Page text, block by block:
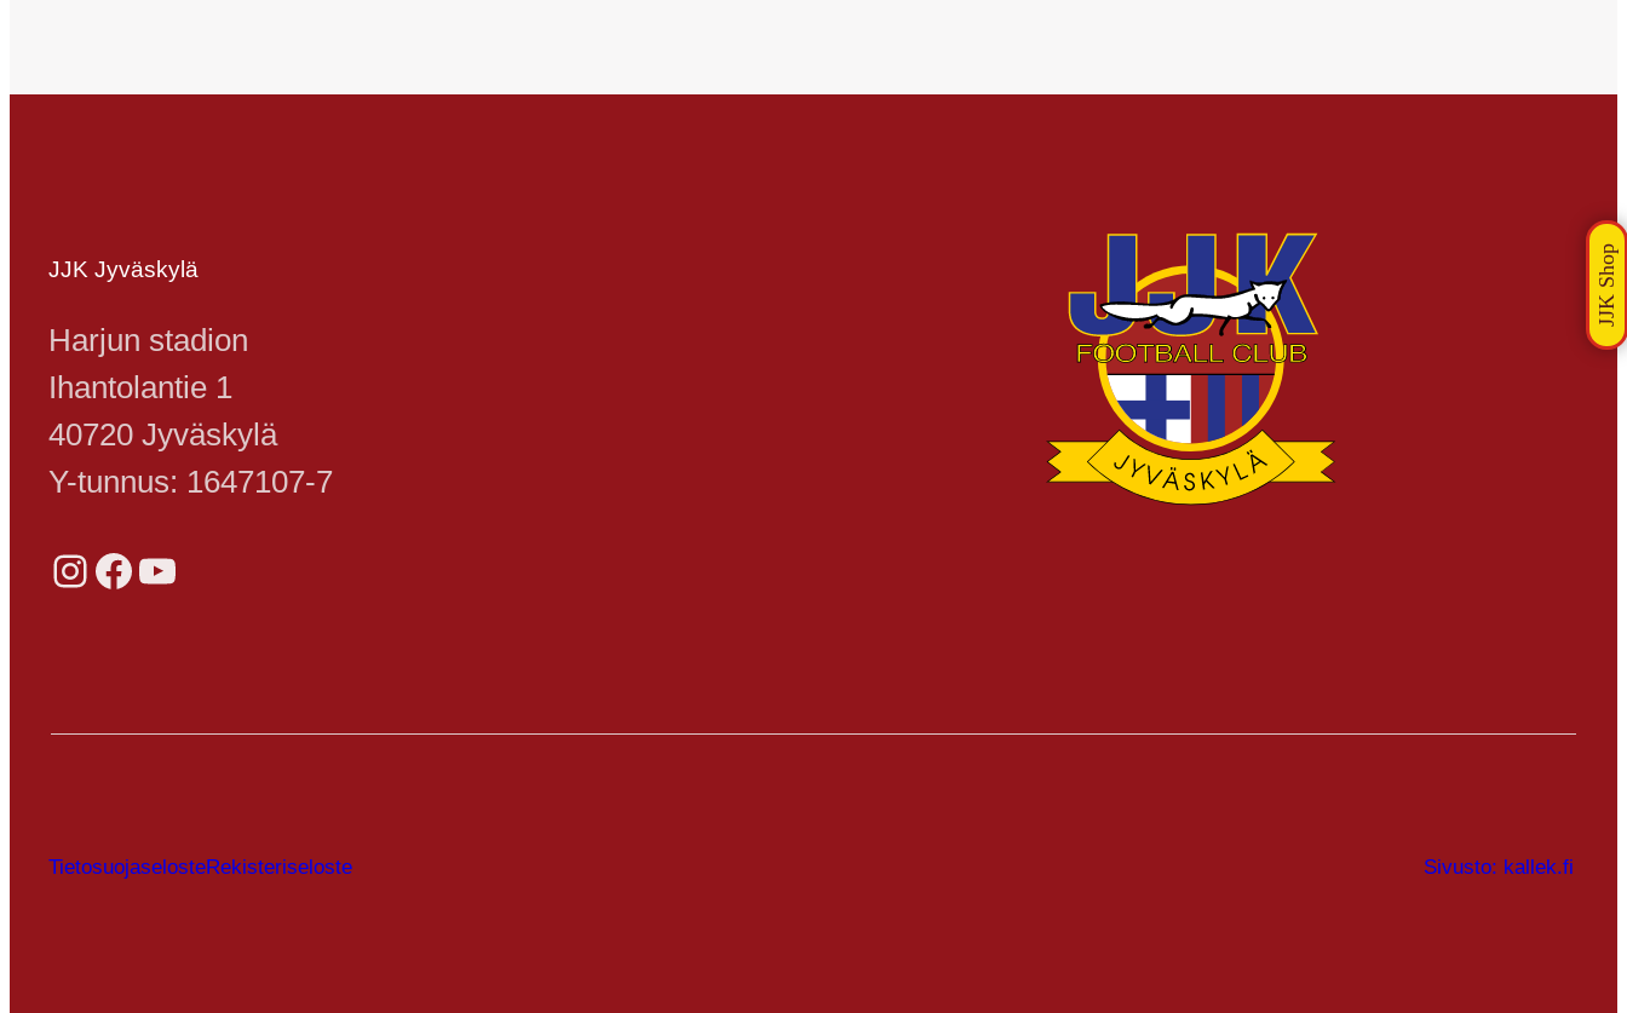
JJK Jyväskylä
Harjun stadion
Ihantolantie 1
40720 Jyväskylä
Y-tunnus: 1647107-7
Instagram Facebook YouTube
TietosuojaselosteRekisteriseloste Sivusto: kallek.fi